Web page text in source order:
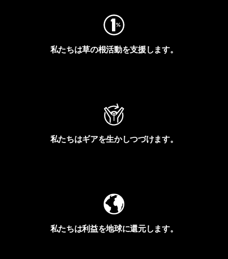
私たちは草の根活動を支援します。
私たちはギアを生かしつづけます。
私たちは利益を地球に還元します。